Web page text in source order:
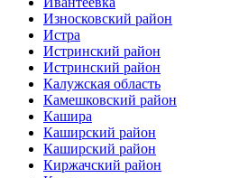
Износковский район
Истра
Истринский район
Истринский район
Калужская область
Камешковский район
Кашира
Каширский район
Каширский район
Киржачский район